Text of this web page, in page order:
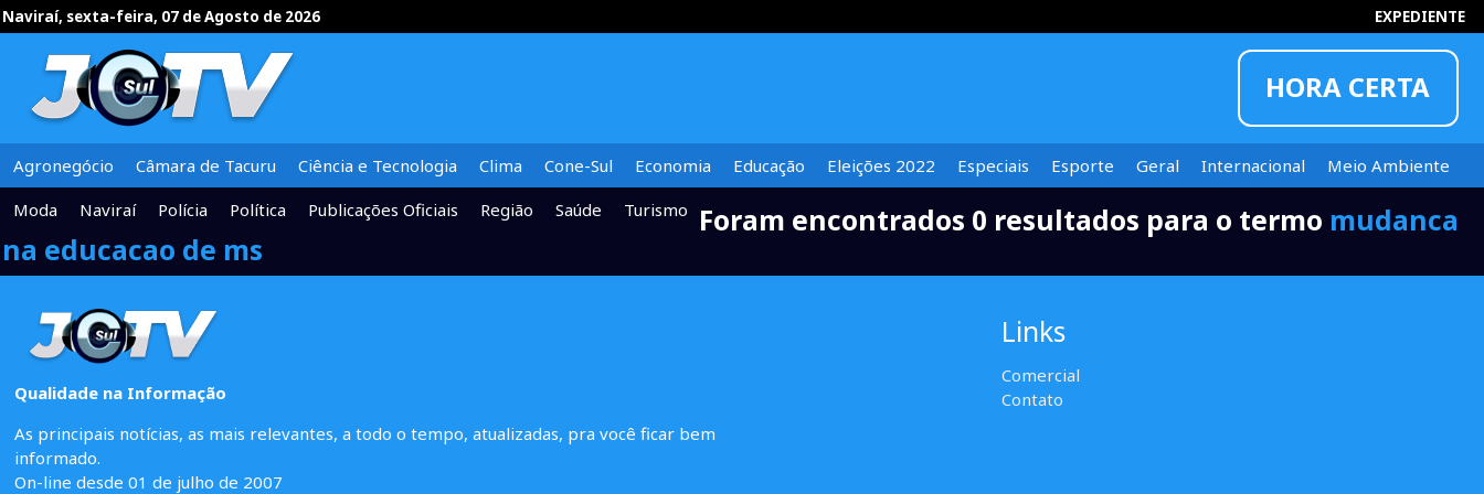
Naviraí, sexta-feira, 07 de Agosto de 2026 EXPEDIENTE
HORA CERTA
INFORMOU
Agronegócio Câmara de Tacuru Ciência e Tecnologia Clima Cone-Sul Economia Educação Eleições 2022 Especiais Esporte Geral Internacional
Meio Ambiente
Moda
Naviraí Polícia Política Publicações Oficiais Região Saúde Turismo Foram encontrados 0 resultados para o termo mudanca
na educacao de ms
Qualidade na Informação
As principais notícias, as mais relevantes, a todo o tempo, atualizadas, pra você ficar bem
informado.
On-line desde 01 de julho de 2007
Links
Comercial
Contato